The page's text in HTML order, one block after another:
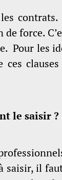
force.
Pour les
le saisir ?
saisir, il